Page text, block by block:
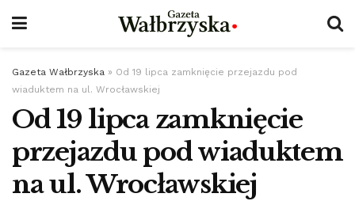
Gazeta Wałbrzyska » Od 19 lipca zamknięcie przejazdu pod
wiaduktem na ul. Wrocławskiej
Od 19 lipca zamknięcie
przejazdu pod wiaduktem
na ul. Wrocławskiej